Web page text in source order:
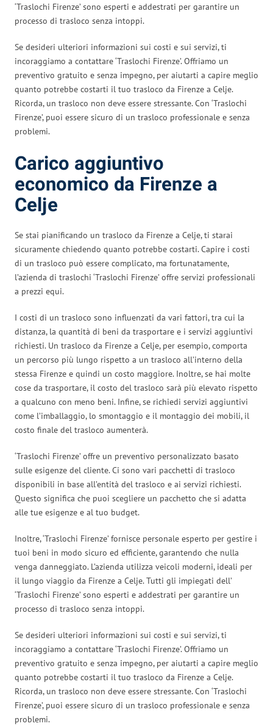
‘Traslochi Firenze’ sono esperti e addestrati per garantire un
processo di trasloco senza intoppi.
Se desideri ulteriori informazioni sui costi e sui servizi, ti
incoraggiamo a contattare ‘Traslochi Firenze’. Offriamo un
preventivo gratuito e senza impegno, per aiutarti a capire meglio
quanto potrebbe costarti il tuo trasloco da Firenze a Celje.
Ricorda, un trasloco non deve essere stressante. Con ‘Traslochi
Firenze’, puoi essere sicuro di un trasloco professionale e senza
problemi.
Carico aggiuntivo
economico da Firenze a
Celje
Se stai pianificando un trasloco da Firenze a Celje, ti starai
sicuramente chiedendo quanto potrebbe costarti. Capire i costi
di un trasloco può essere complicato, ma fortunatamente,
l’azienda di traslochi ‘Traslochi Firenze’ offre servizi professionali
a prezzi equi.
I costi di un trasloco sono influenzati da vari fattori, tra cui la
distanza, la quantità di beni da trasportare e i servizi aggiuntivi
richiesti. Un trasloco da Firenze a Celje, per esempio, comporta
un percorso più lungo rispetto a un trasloco all’interno della
stessa Firenze e quindi un costo maggiore. Inoltre, se hai molte
cose da trasportare, il costo del trasloco sarà più elevato rispetto
a qualcuno con meno beni. Infine, se richiedi servizi aggiuntivi
come l’imballaggio, lo smontaggio e il montaggio dei mobili, il
costo finale del trasloco aumenterà.
‘Traslochi Firenze’ offre un preventivo personalizzato basato
sulle esigenze del cliente. Ci sono vari pacchetti di trasloco
disponibili in base all’entità del trasloco e ai servizi richiesti.
Questo significa che puoi scegliere un pacchetto che si adatta
alle tue esigenze e al tuo budget.
Inoltre, ‘Traslochi Firenze’ fornisce personale esperto per gestire i
tuoi beni in modo sicuro ed efficiente, garantendo che nulla
venga danneggiato. L’azienda utilizza veicoli moderni, ideali per
il lungo viaggio da Firenze a Celje. Tutti gli impiegati dell’
‘Traslochi Firenze’ sono esperti e addestrati per garantire un
processo di trasloco senza intoppi.
Se desideri ulteriori informazioni sui costi e sui servizi, ti
incoraggiamo a contattare ‘Traslochi Firenze’. Offriamo un
preventivo gratuito e senza impegno, per aiutarti a capire meglio
quanto potrebbe costarti il tuo trasloco da Firenze a Celje.
Ricorda, un trasloco non deve essere stressante. Con ‘Traslochi
Firenze’, puoi essere sicuro di un trasloco professionale e senza
problemi.